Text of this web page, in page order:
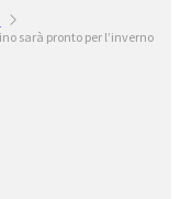
sarà pronto per l’inverno